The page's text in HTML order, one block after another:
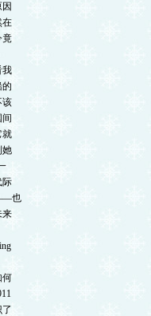
在
竟
我
的
该
间
就
她
际
也
来
何
了